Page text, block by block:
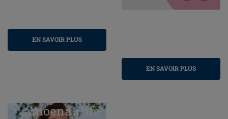
EN SAVOIR PLUS
EN SAVOIR PLUS